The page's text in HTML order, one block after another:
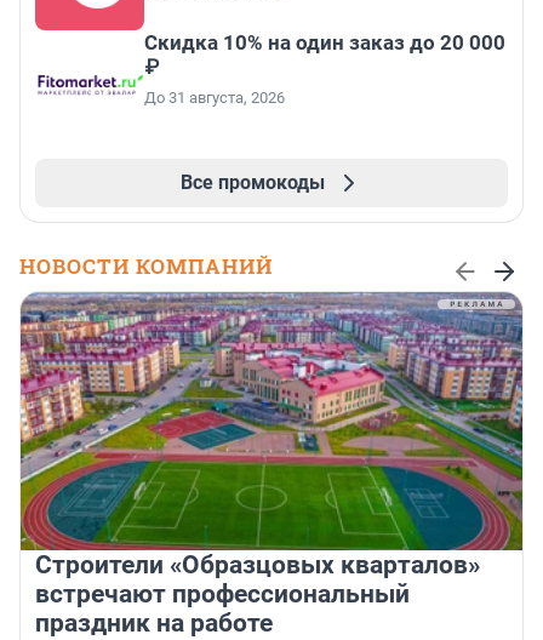
Скидка 10% на один заказ до 20 000
₽
До 31 августа, 2026
Все промокоды
НОВОСТИ КОМПАНИЙ
Строители «Образцовых кварталов»
встречают профессиональный
праздник на работе